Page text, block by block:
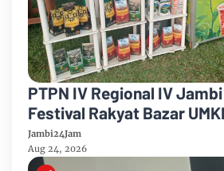
PTPN IV Regional IV
Festival Rakyat Bazar
Korem 042/Garuda Putih
Jambi24Jam
Aug 24, 2026